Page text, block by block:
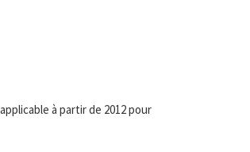
à partir de 2012 pour